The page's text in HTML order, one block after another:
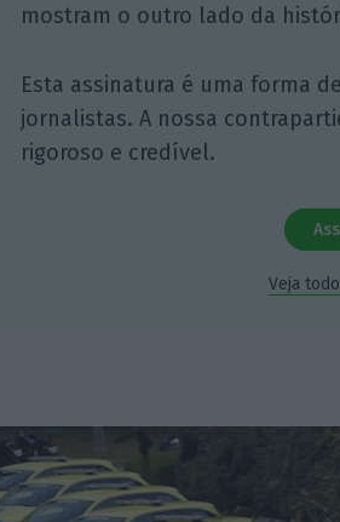
mostram o outro lado da
Esta assinatura é uma forma
jornalistas. A nossa
rigoroso e credível.
Veja